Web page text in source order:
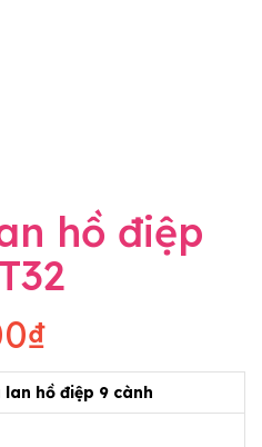
hồ điệp
lan hồ điệp 9 cành